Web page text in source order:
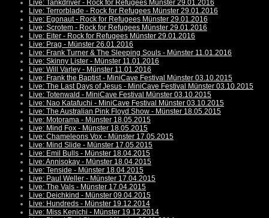
Live: Tankdriver - Rock for Refugees Münster 29.01.2016
Live: Terrorblade - Rock for Refugees Münster 29.01.2016
Live: Egonaut - Rock for Refugees Münster 29.01.2016
Live: Scrotem - Rock for Refugees Münster 29.01.2016
Live: Eiter - Rock for Refugees Münster 29.01.2016
Live: Prag - Münster 26.01.2016
Live: Frank Turner & The Sleeping Souls - Münster 11.01.2016
Live: Skinny Lister - Münster 11.01.2016
Live: Will Varley - Münster 11.01.2016
Live: Frank the Baptist - MiniCave Festival Münster 03.10.2015
Live: The Last Days of Jesus - MiniCave Festival Münster 03.10.2015
Live: Totenwald - MiniCave Festival Münster 03.10.2015
Live: Nao Katafuchi - MiniCave Festival Münster 03.10.2015
Live: The Australian Pink Floyd Show - Münster 18.05.2015
Live: Motorama - Münster 18.05.2015
Live: Mind Fox - Münster 18.05.2015
Live: Chameleons Vox - Münster 17.05.2015
Live: Mind Slide - Münster 17.05.2015
Live: Emil Bulls - Münster 18.04.2015
Live: Annisokay - Münster 18.04.2015
Live: Tenside - Münster 18.04.2015
Live: Paul Weller - Münster 17.04.2015
Live: The Vals - Münster 17.04.2015
Live: Deichkind - Münster 09.04.2015
Live: Hundreds - Münster 19.12.2014
Live: Miss Kenichi - Münster 19.12.2014